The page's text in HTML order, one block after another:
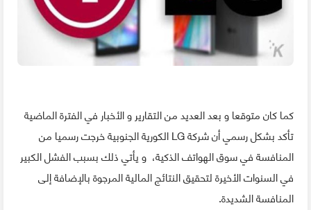
كما كان متوقعا و بعد العديد من التقارير و الأخبار في الفترة الماضية
تأكد بشكل رسمي أن شركة LG الكورية الجنوبية خرجت رسميا من
المنافسة في سوق الهواتف الذكية، و يأتي ذلك بسبب الفشل الكبير
في السنوات الأخيرة لتحقيق النتائج المالية المرجوة بالإضافة إلى
المنافسة الشديدة.